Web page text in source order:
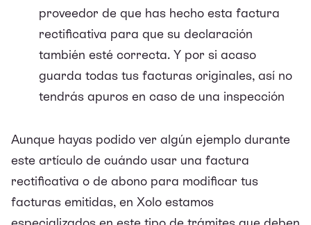
proveedor de que has hecho esta factura
rectificativa para que su declaración
también esté correcta. Y por si acaso
guarda todas tus facturas originales, así no
tendrás apuros en caso de una inspección
Aunque hayas podido ver algún ejemplo durante
este artículo de cuándo usar una factura
rectificativa o de abono para modificar tus
facturas emitidas, en Xolo estamos